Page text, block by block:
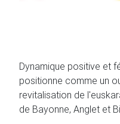
Dynamique positive et
positionne comme un
revitalisation de
de Bayonne, Anglet et